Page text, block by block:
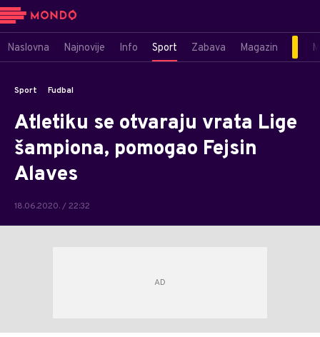
Naslovna Najnovije Info Sport Zabava Magazin
Sport Fudbal
Atletiku se otvaraju vrata Lige
šampiona, pomogao Fejsin
Alaves
18.06.2020. / 22:32